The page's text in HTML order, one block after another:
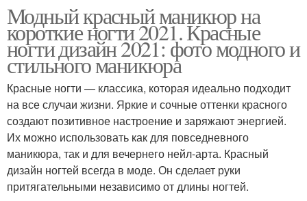
Модный красный маникюр на
короткие ногти 2021. Красные
ногти дизайн 2021: фото модного и
стильного маникюра
Красные ногти — классика, которая идеально подходит
на все случаи жизни. Яркие и сочные оттенки красного
создают позитивное настроение и заряжают энергией.
Их можно использовать как для повседневного
маникюра, так и для вечернего нейл-арта. Красный
дизайн ногтей всегда в моде. Он сделает руки
притягательными независимо от длины ногтей.